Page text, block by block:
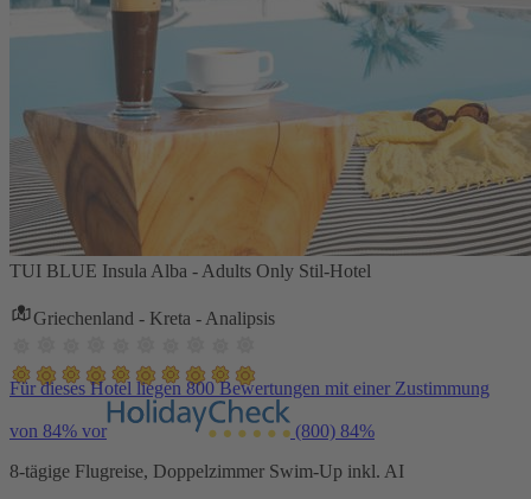
TUI BLUE Insula Alba - Adults Only Stil-Hotel
Griechenland - Kreta - Analipsis
Für dieses Hotel liegen 800 Bewertungen mit einer Zustimmung
von 84% vor (800) 84%
8-tägige Flugreise, Doppelzimmer Swim-Up inkl. AI